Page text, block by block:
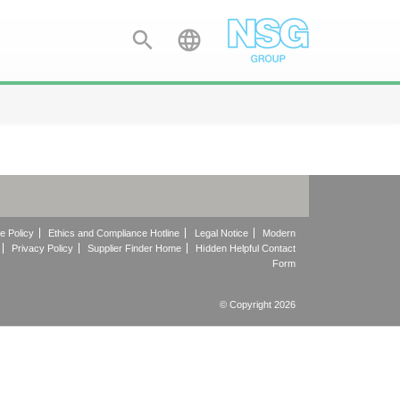
 
Policy Ethics and Compliance Hotline Legal Notice
Modern
Privacy Policy Supplier Finder Home
Hidden Helpful Contact
Form
© Copyright 2026